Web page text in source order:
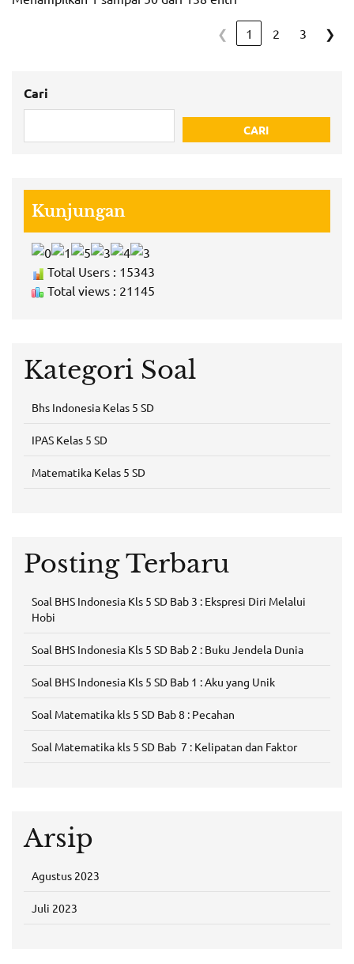
❮ 1 2 3 ❯
Cari
CARI
Kunjungan
Total Users : 15343
Total views : 21145
Kategori Soal
Bhs Indonesia Kelas 5 SD
IPAS Kelas 5 SD
Matematika Kelas 5 SD
Posting Terbaru
Soal BHS Indonesia Kls 5 SD Bab 3 : Ekspresi Diri Melalui
Hobi
Soal BHS Indonesia Kls 5 SD Bab 2 : Buku Jendela Dunia
Soal BHS Indonesia Kls 5 SD Bab 1 : Aku yang Unik
Soal Matematika kls 5 SD Bab 8 : Pecahan
Soal Matematika kls 5 SD Bab 7 : Kelipatan dan Faktor
Arsip
Agustus 2023
Juli 2023